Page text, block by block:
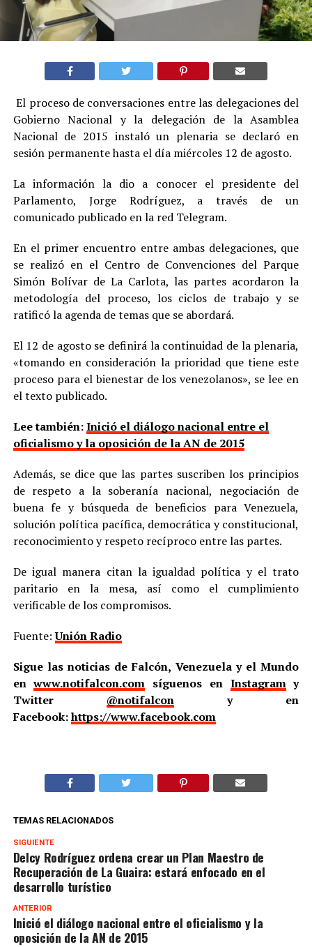
El proceso de conversaciones entre las delegaciones del
Gobierno Nacional y la delegación de la Asamblea
Nacional de 2015 instaló un plenaria se declaró en
sesión permanente hasta el día miércoles 12 de agosto.
La información la dio a conocer el presidente del
Parlamento, Jorge Rodríguez, a través de un
comunicado publicado en la red Telegram.
En el primer encuentro entre ambas delegaciones, que
se realizó en el Centro de Convenciones del Parque
Simón Bolívar de La Carlota, las partes acordaron la
metodología del proceso, los ciclos de trabajo y se
ratificó la agenda de temas que se abordará.
El 12 de agosto se definirá la continuidad de la plenaria,
«tomando en consideración la prioridad que tiene este
proceso para el bienestar de los venezolanos», se lee en
el texto publicado.
Lee también:Inició el diálogo nacional entre el
oficialismo y la oposición de la AN de 2015
Además, se dice que las partes suscriben los principios
de respeto a la soberanía nacional, negociación de
buena fe y búsqueda de beneficios para Venezuela,
solución política pacífica, democrática y constitucional,
reconocimiento y respeto recíproco entre las partes.
De igual manera citan la igualdad política y el trato
paritario en la mesa, así como el cumplimiento
verificable de los compromisos.
Fuente:Unión Radio
Sigue las noticias de Falcón, Venezuela y el Mundo
enwww.notifalcon.com síguenos en Instagramy
Twitter @notifalcony en
Facebook:https://www.facebook.com
TEMAS RELACIONADOS
SIGUIENTE
Delcy Rodríguez ordena crear un Plan Maestro de
Recuperación de La Guaira: estará enfocado en el
desarrollo turístico
ANTERIOR
Inició el diálogo nacional entre el oficialismo y la
oposición de la AN de 2015